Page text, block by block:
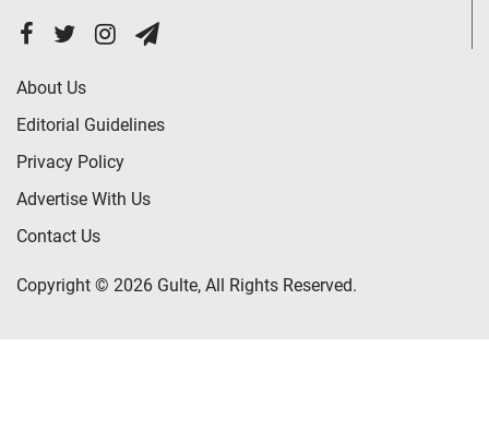
About Us
Editorial Guidelines
Privacy Policy
Advertise With Us
Contact Us
Copyright © 2026 Gulte, All Rights Reserved.